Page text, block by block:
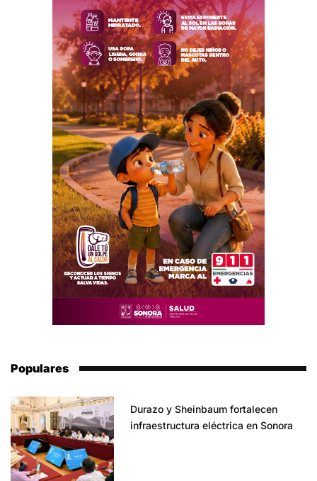
Populares
Durazo y Sheinbaum fortalecen
infraestructura eléctrica en Sonora